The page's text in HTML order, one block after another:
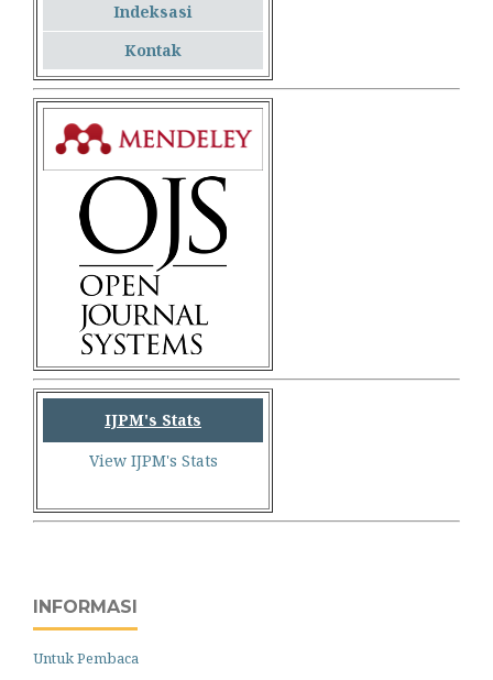
Indeksasi
Kontak
IJPM's Stats
View IJPM's Stats
INFORMASI
Untuk Pembaca